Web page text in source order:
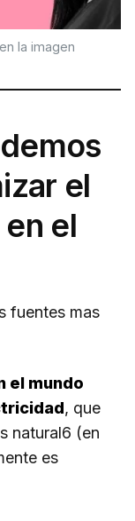
la imagen
el
el
fuentes mas
el mundo
, que
natural6 (en
es